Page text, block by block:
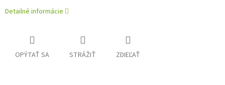
Detailné informácie
OPÝTAŤ SA STRÁŽIŤ ZDIEĽAŤ